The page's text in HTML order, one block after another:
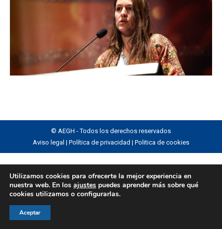
© AEGH - Todos los derechos reservados
Aviso legal | Política de privacidad | Politica de cookies
Utilizamos cookies para ofrecerte la mejor experiencia en
nuestra web. En los ajustes puedes aprender más sobre qué
cookies utilizamos o configurarlas.
Aceptar